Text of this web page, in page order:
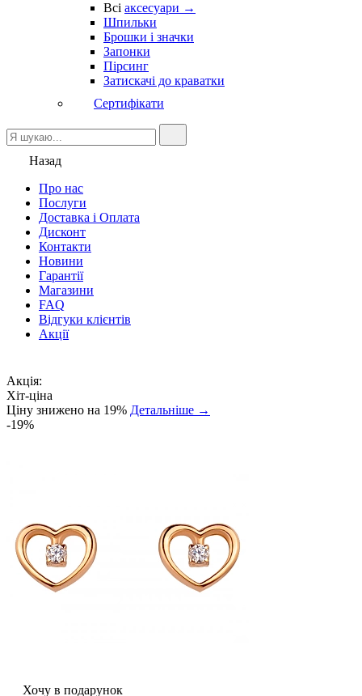
Всі аксесуари →
Шпильки
Брошки і значки
Запонки
Пірсинг
Затискачі до краватки
Сертифікати
Назад
Про нас
Послуги
Доставка і Оплата
Дисконт
Контакти
Новини
Гарантії
Магазини
FAQ
Відгуки клієнтів
Акції
Акція:
Хіт-ціна
Ціну знижено на 19% Детальніше →
-19%
Хочу в подарунок